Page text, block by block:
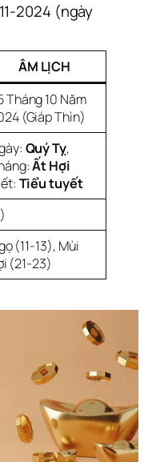
2024 (ngày
ÂM LỊCH
Tháng 10 Năm
(Giáp Thìn)
Quý Tỵ,
Ất Hợi
Tiểu tuyết
(11-13), Mùi
(21-23)